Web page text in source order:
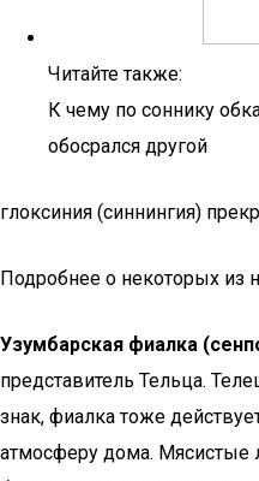
Читайте также:
К чему по соннику
обосрался другой
глоксиния (синнингия)
Подробнее о некоторых из
Узумбарская фиалка
представитель Тельца.
знак, фиалка тоже
атмосферу дома. Мясистые